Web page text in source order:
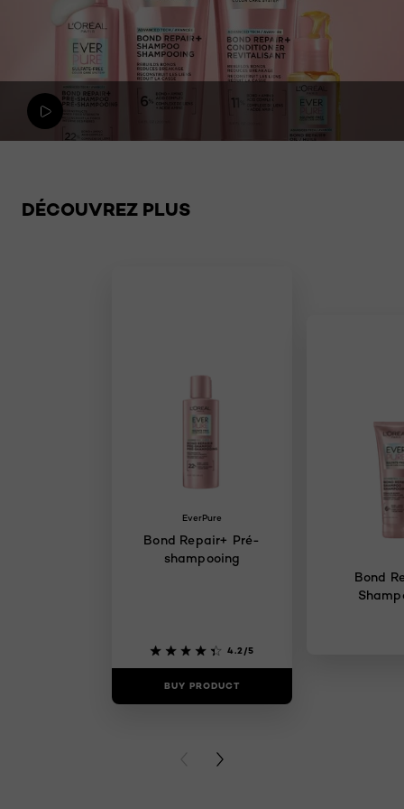
DÉCOUVREZ PLUS
EverPure
Bond Repair+ Pré-
shampooing
4.2/5
BUY PRODUCT
Bond
PREVIOUS CARD
NEXT CARD